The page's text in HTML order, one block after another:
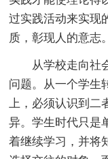
过实践活动来实现
质，彰现人的意志。
从学校走向社会
问题。从一个学生
上，必须认识到
异。学生时代只是
着继续学习，并将